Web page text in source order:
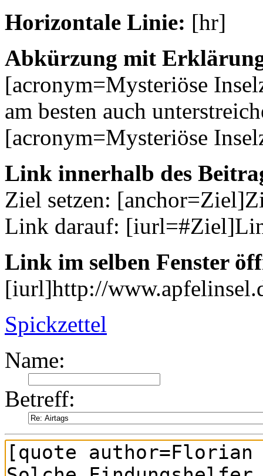
Horizontale Linie: [hr]
Abkürzung mit
[acronym=Mysteriöse
am besten auch
[acronym=Mysteriöse
Link innerhalb des
Ziel setzen:
Link darauf:
Link im selben Fenster
[iurl]http://
Spickzettel
Name:
Betreff: